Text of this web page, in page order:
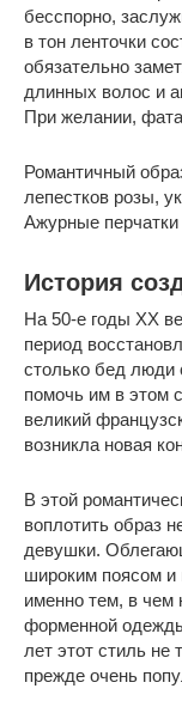
бесспорно,
в тон ленточки
обязательно
длинных волос и
При желании,
Романтичный
лепестков розы,
Ажурные перчатки
История
На 50-е годы XX
период
столько бед люди
помочь им в этом
великий
возникла новая
В этой
воплотить образ
девушки.
широким поясом и
именно тем, в
форменной
лет этот стиль не
прежде очень